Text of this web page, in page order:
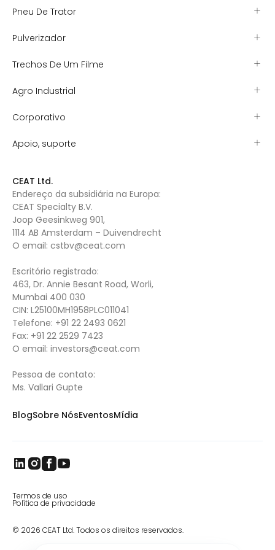
Pneu De Trator
Pulverizador
Trechos De Um Filme
Agro Industrial
Corporativo
Apoio, suporte
CEAT Ltd.
Endereço da subsidiária na Europa:
CEAT Specialty B.V.
Joop Geesinkweg 901,
1114 AB Amsterdam – Duivendrecht
O email: cstbv@ceat.com
Escritório registrado:
463, Dr. Annie Besant Road, Worli,
Mumbai 400 030
CIN: L25100MH1958PLC011041
Telefone: +91 22 2493 0621
Fax: +91 22 2529 7423
O email: investors@ceat.com
Pessoa de contato:
Ms. Vallari Gupte
BlogSobre NósEventosMídia
© 2026 CEAT Ltd. Todos os direitos reservados.
Termos de uso
Política de privacidade